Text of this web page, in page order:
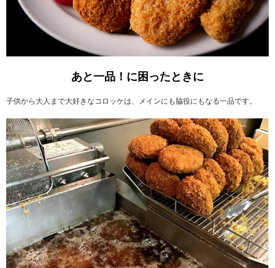
あと一品！に困ったときに
子供から大人まで大好きなコロッケは、メインにも脇役にもなる一品です。